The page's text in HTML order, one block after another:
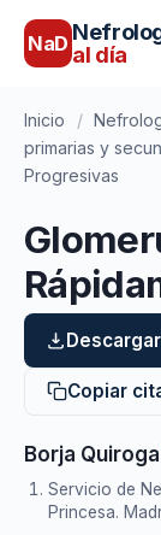
NaD al día
Inicio /
primarias y
Progresivas
Copiar
Borja Quiroga
Servicio de
Princesa.